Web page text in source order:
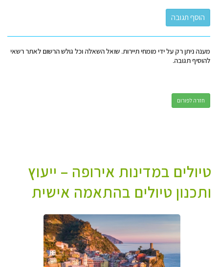
מענה ניתן רק על ידי מומחי תיירות. שואל השאלה וכל גולש הרשום לאתר רשאי
להוסיף תגובה.
חזרה לפורום
טיולים במדינות אירופה – ייעוץ
ותכנון טיולים בהתאמה אישית